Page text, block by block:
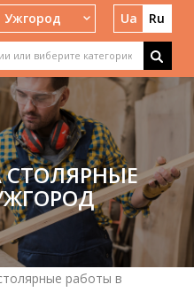
Ужгород Ua Ru
СТОЛЯРНЫЕ
работы в